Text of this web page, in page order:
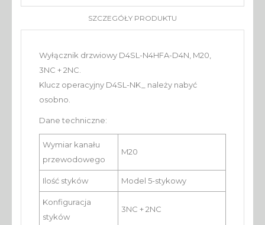
SZCZEGÓŁY PRODUKTU
Wyłącznik drzwiowy D4SL-N4HFA-D4N, M20,
3NC + 2NC.
Klucz operacyjny D4SL-NK_ należy nabyć
osobno.
Dane techniczne:
Wymiar kanału
przewodowego
M20
Ilość styków Model 5-stykowy
Konfiguracja
styków
3NC + 2NC